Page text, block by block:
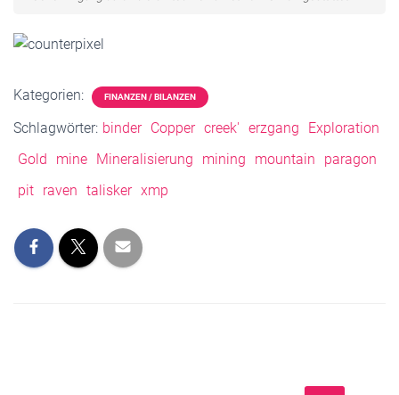
Kategorien: FINANZEN / BILANZEN
Schlagwörter: binder Copper creek' erzgang
Exploration
Gold
mine Mineralisierung mining mountain
paragon
pit raven talisker xmp